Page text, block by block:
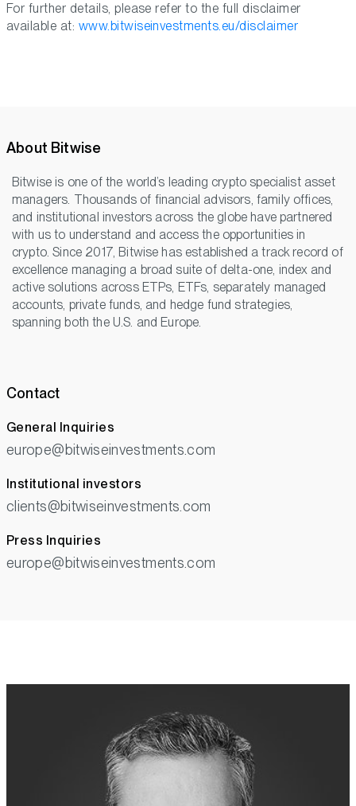
For further details, please refer to the full disclaimer
available at: www.bitwiseinvestments.eu/disclaimer
About Bitwise
Bitwise is one of the world’s leading crypto specialist asset
managers. Thousands of financial advisors, family offices,
and institutional investors across the globe have partnered
with us to understand and access the opportunities in
crypto. Since 2017, Bitwise has established a track record of
excellence managing a broad suite of delta-one, index and
active solutions across ETPs, ETFs, separately managed
accounts, private funds, and hedge fund strategies,
spanning both the U.S. and Europe.
Contact
General Inquiries
europe@bitwiseinvestments.com
Institutional investors
clients@bitwiseinvestments.com
Press Inquiries
europe@bitwiseinvestments.com